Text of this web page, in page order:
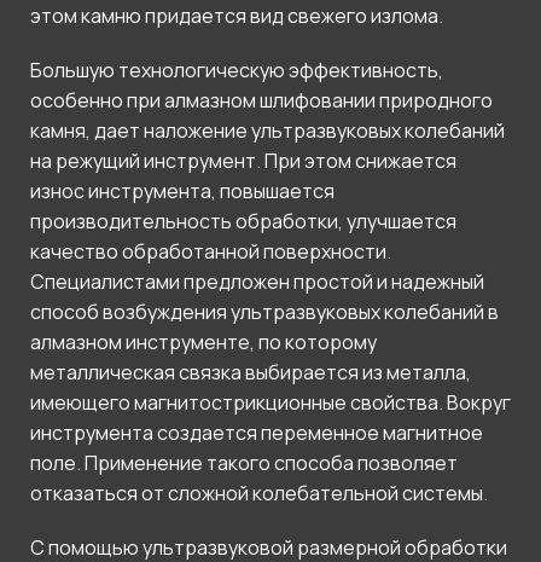
этом камню придается вид свежего излома.
Большую технологическую эффективность,
особенно при алмазном шлифовании природного
камня, дает наложение ультразвуковых колебаний
на режущий инструмент. При этом снижается
износ инструмента, повышается
производительность обработки, улучшается
качество обработанной поверхности.
Специалистами предложен простой и надежный
способ возбуждения ультразвуковых колебаний в
алмазном инструменте, по которому
металлическая связка выбирается из металла,
имеющего магнитострикционные свойства. Вокруг
инструмента создается переменное магнитное
поле. Применение такого способа позволяет
отказаться от сложной колебательной системы.
С помощью ультразвуковой размерной обработки